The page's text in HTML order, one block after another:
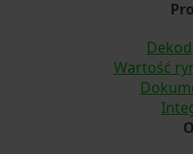
Wartość